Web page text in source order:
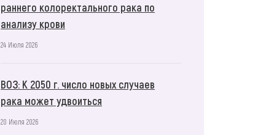
раннего колоректального рака по
анализу крови
24 Июля 2026
ВОЗ: К 2050 г. число новых случаев
рака может удвоиться
20 Июля 2026